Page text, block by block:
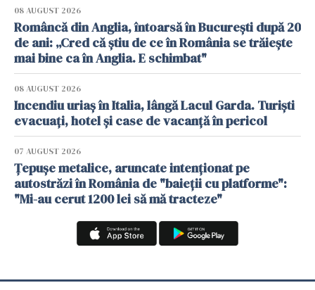
08 AUGUST 2026
Româncă din Anglia, întoarsă în București după 20
de ani: „Cred că știu de ce în România se trăiește
mai bine ca în Anglia. E schimbat"
08 AUGUST 2026
Incendiu uriaș în Italia, lângă Lacul Garda. Turiști
evacuați, hotel și case de vacanță în pericol
07 AUGUST 2026
Țepușe metalice, aruncate intenționat pe
autostrăzi în România de "baieții cu platforme":
"Mi-au cerut 1200 lei să mă tracteze"